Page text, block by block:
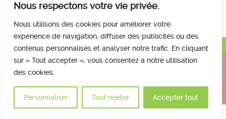
Nous respectons votre vie privée.
Nous utilisons des cookies pour améliorer votre
expérience de navigation, diffuser des publicités ou des
contenus personnalisés et analyser notre trafic. En cliquant
sur « Tout accepter », vous consentez à notre utilisation
des cookies.
Personnaliser Tout rejeter Accepter tout
M. OUVRARD Michel M. LALONG Pierre
Haut de page
Nous contacter
Qui sommes nous
Avis des familles
© 2017 Crématorium des Hunaudières